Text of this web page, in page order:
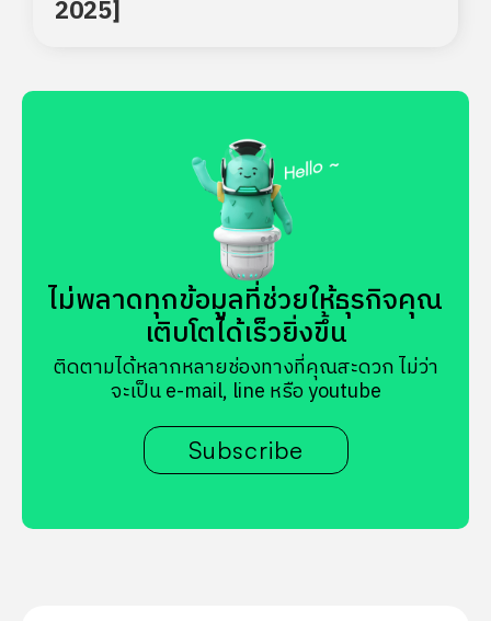
2025]
ไม่พลาดทุกข้อมูลที่ช่วยให้ธุรกิจคุณ
เติบโตได้เร็วยิ่งขึ้น
ติดตามได้หลากหลายช่องทางที่คุณสะดวก ไม่ว่า
จะเป็น e-mail, line หรือ youtube
Subscribe